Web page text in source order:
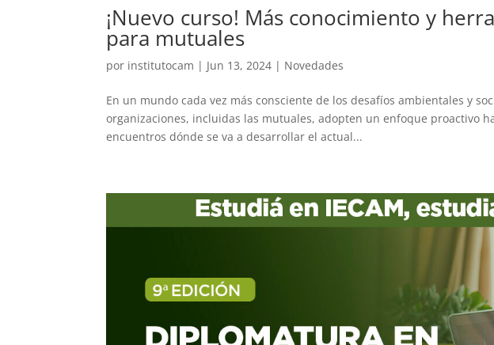
¡Nuevo curso! Más conocimiento y
para mutuales
por institutocam | Jun 13, 2024 | Novedades
En un mundo cada vez más consciente de los desafíos ambientales y
organizaciones, incluidas las mutuales, adopten un enfoque proactivo
encuentros dónde se va a desarrollar el actual...